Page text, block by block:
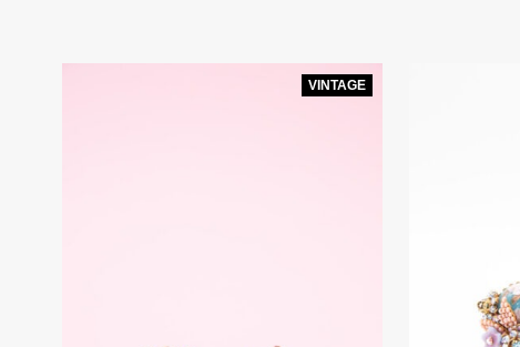
VINTAGE